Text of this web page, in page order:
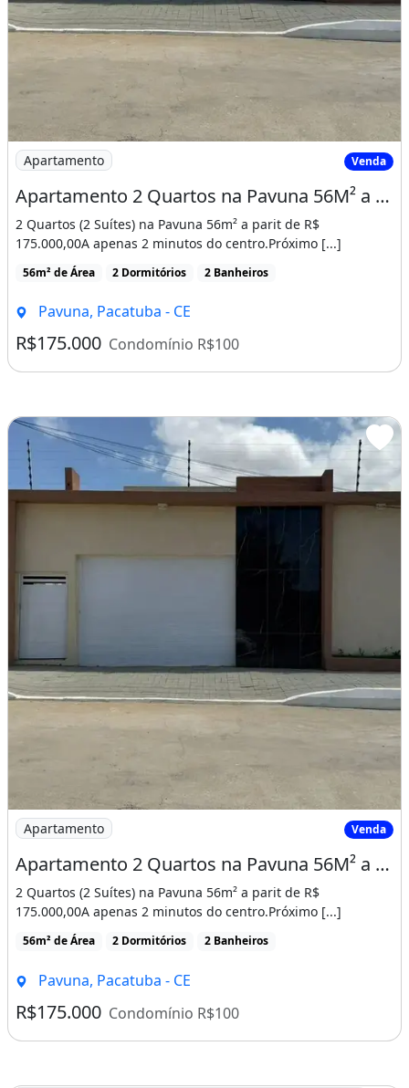
Imagem: Apartamento 2 Quartos na Pavuna 56M² a
Apartamento Venda
Apartamento 2 Quartos na Pavuna 56M² a Partir de R$ 175 Mil! Cód. 1Ik85Dg
2 Quartos (2 Suítes) na Pavuna 56m² a parit de R$
175.000,00A apenas 2 minutos do centro.Próximo [...]
56m² de Área 2 Dormitórios 2 Banheiros
Pavuna, Pacatuba - CE
R$175.000 Condomínio R$100
Imagem: Apartamento 2 Quartos na Pavuna 56M² a
Apartamento Venda
Apartamento 2 Quartos na Pavuna 56M² a Partir de R$ 175 Mil! Cód. 18F2N3E
2 Quartos (2 Suítes) na Pavuna 56m² a parit de R$
175.000,00A apenas 2 minutos do centro.Próximo [...]
56m² de Área 2 Dormitórios 2 Banheiros
Pavuna, Pacatuba - CE
R$175.000 Condomínio R$100